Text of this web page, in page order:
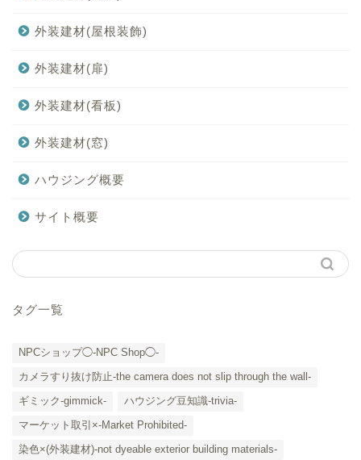
外装建材(屋根装飾)
外装建材(扉)
外装建材(看板)
外装建材(窓)
ハウジング概要
サイト概要
タグ一覧
NPCショップ◯-NPC Shop◯-
カメラすり抜け防止-the camera does not slip through the wall-
ギミック-gimmick-
ハウジング豆知識-trivia-
マーケット取引×-Market Prohibited-
染色×(外装建材)-not dyeable exterior building materials-